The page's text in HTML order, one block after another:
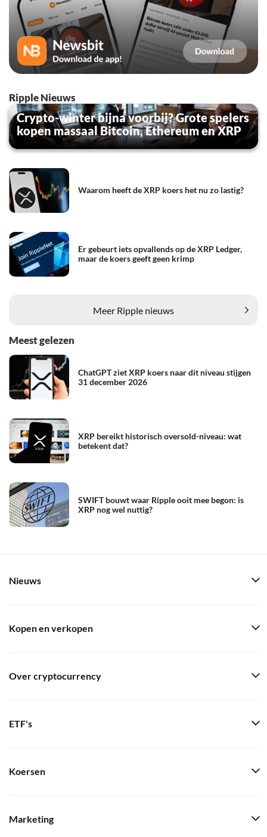
Ripple Nieuws
Crypto-winter bijna voorbij? Grote spelers
kopen massaal Bitcoin, Ethereum en XRP
Waarom heeft de XRP koers het nu zo lastig?
Er gebeurt iets opvallends op de XRP Ledger,
maar de koers geeft geen krimp
Meer Ripple nieuws
Meest gelezen
ChatGPT ziet XRP koers naar dit niveau stijgen
31 december 2026
XRP bereikt historisch oversold-niveau: wat
betekent dat?
SWIFT bouwt waar Ripple ooit mee begon: is
XRP nog wel nuttig?
Nieuws
Kopen en verkopen
Over cryptocurrency
ETF's
Koersen
Marketing